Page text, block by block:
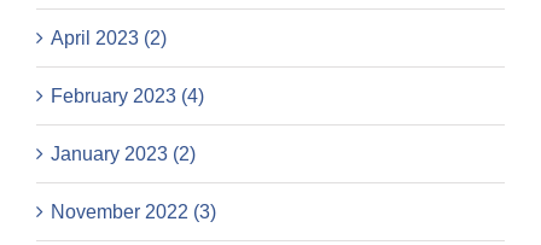
April 2023 (2)
February 2023 (4)
January 2023 (2)
November 2022 (3)